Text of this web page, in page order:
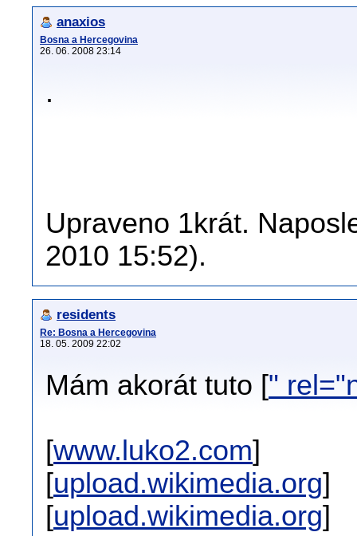
anaxios
Bosna a Hercegovina
26. 06. 2008 23:14
.
Upraveno 1krát.
2010 15:52).
residents
Re: Bosna a Hercegovina
18. 05. 2009 22:02
Mám akorát tuto ["
[www.luko2.com]
[upload.wikimedia.org]
[upload.wikimedia.org]